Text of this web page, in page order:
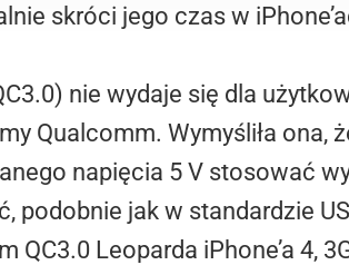
skróci jego czas w
nie wydaje się dla
Qualcomm. Wymyśliła ona,
napięcia 5 V stosować
podobnie jak w standardzie
Leoparda iPhone’a 4,